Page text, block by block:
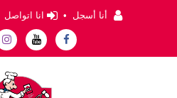
أنا أسجل • انا اتواصل